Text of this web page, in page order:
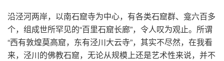
沿泾河两岸，以南石窟寺为中心，有各类石窟群、龛六百多
个，组成世所罕见的“百里石窟长廊”，令人叹为观止。所谓
“西有敦煌莫高窟，东有泾川大云寺”，其实不尽然，在我看
来，泾川的佛教石窟，无论从规模上还是艺术性来说，并不